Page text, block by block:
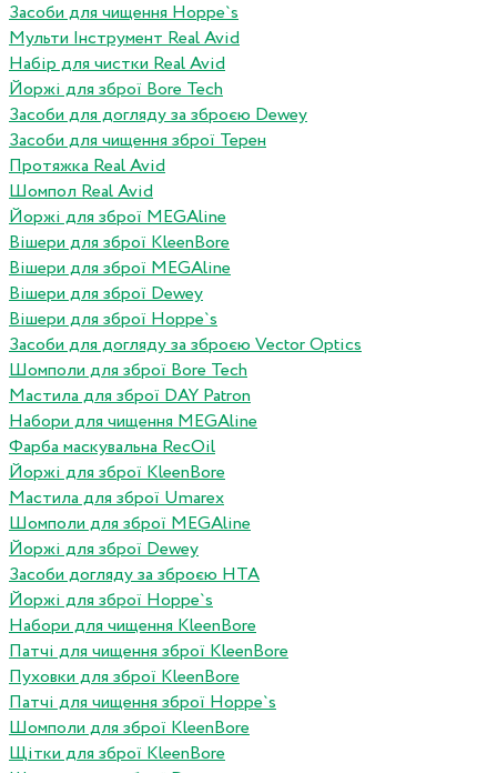
Засоби для чищення Hoppe`s
Мульти Інструмент Real Avid
Набір для чистки Real Avid
Йоржі для зброї Bore Tech
Засоби для догляду за зброєю Dewey
Засоби для чищення зброї Терен
Протяжка Real Avid
Шомпол Real Avid
Йоржі для зброї MEGAline
Вішери для зброї KleenBore
Вішери для зброї MEGAline
Вішери для зброї Dewey
Вішери для зброї Hoppe`s
Засоби для догляду за зброєю Vector Optics
Шомполи для зброї Bore Tech
Мастила для зброї DAY Patron
Набори для чищення MEGAline
Фарба маскувальна RecOil
Йоржі для зброї KleenBore
Мастила для зброї Umarex
Шомполи для зброї MEGAline
Йоржі для зброї Dewey
Засоби догляду за зброєю HTA
Йоржі для зброї Hoppe`s
Набори для чищення KleenBore
Патчі для чищення зброї KleenBore
Пуховки для зброї KleenBore
Патчі для чищення зброї Hoppe`s
Шомполи для зброї KleenBore
Щітки для зброї KleenBore